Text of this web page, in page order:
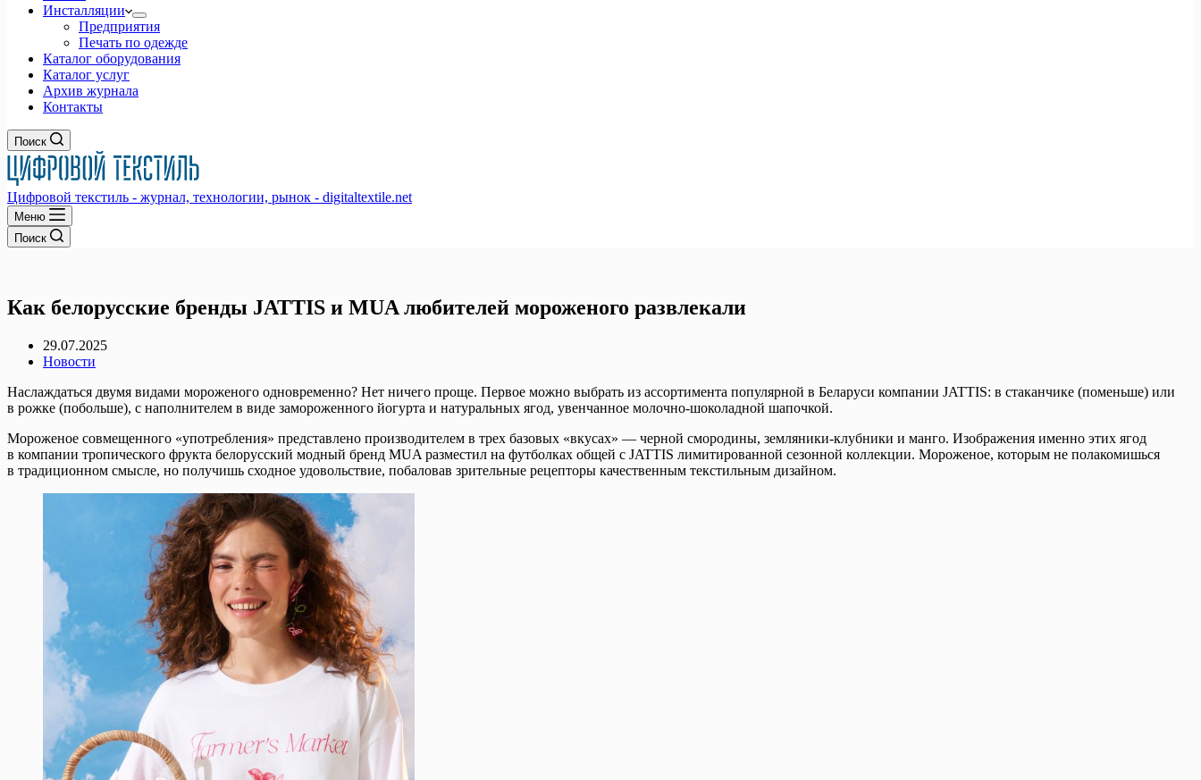
Инсталляции
Предприятия
Печать по одежде
Каталог оборудования
Каталог услуг
Архив журнала
Контакты
Поиск
Цифровой текстиль - журнал, технологии, рынок - digitaltextile.net
Меню
Поиск
Как белорусские бренды JATTIS и MUA любителей мороженого развлекали
29.07.2025
Новости
Наслаждаться двумя видами мороженого одновременно? Нет ничего проще. Первое можно выбрать из ассортимента популярной в Беларуси компании JATTIS: в стаканчике (поменьше) или
в рожке (побольше), с наполнителем в виде замороженного йогурта и натуральных ягод, увенчанное молочно-шоколадной шапочкой.
Мороженое совмещенного «употребления» представлено производителем в трех базовых «вкусах» — черной смородины, земляники-клубники и манго. Изображения именно этих ягод
в компании тропического фрукта белорусский модный бренд MUA разместил на футболках общей с JATTIS лимитированной сезонной коллекции. Мороженое, которым не полакомишься
в традиционном смысле, но получишь сходное удовольствие, побаловав зрительные рецепторы качественным текстильным дизайном.